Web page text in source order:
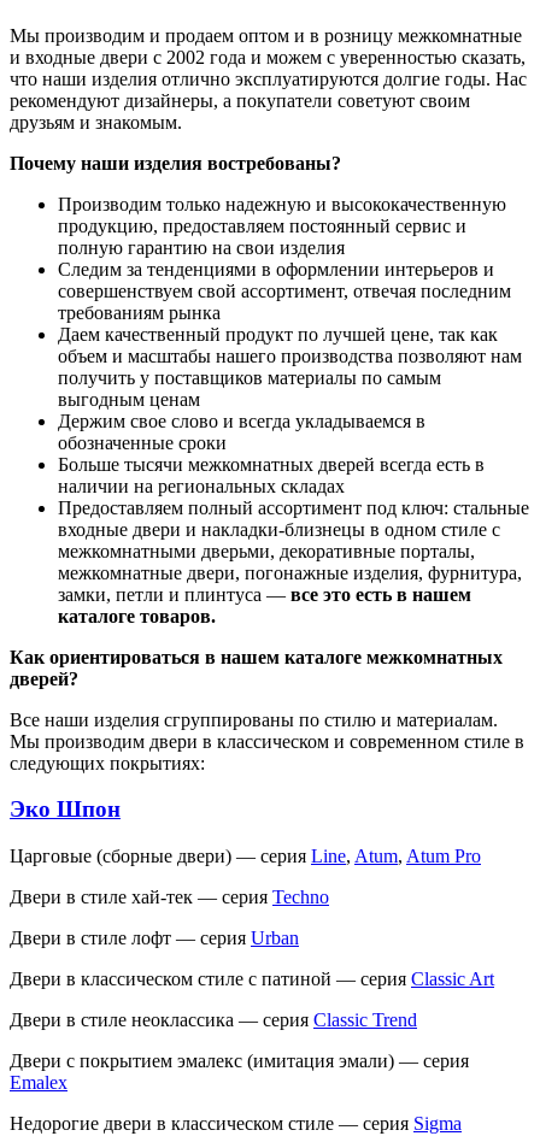
Мы производим и продаем оптом и в розницу межкомнатные
и входные двери с 2002 года и можем с уверенностью сказать,
что наши изделия отлично эксплуатируются долгие годы. Нас
рекомендуют дизайнеры, а покупатели советуют своим
друзьям и знакомым.
Почему наши изделия востребованы?
Производим только надежную и высококачественную
продукцию, предоставляем постоянный сервис и
полную гарантию на свои изделия
Следим за тенденциями в оформлении интерьеров и
совершенствуем свой ассортимент, отвечая последним
требованиям рынка
Даем качественный продукт по лучшей цене, так как
объем и масштабы нашего производства позволяют нам
получить у поставщиков материалы по самым
выгодным ценам
Держим свое слово и всегда укладываемся в
обозначенные сроки
Больше тысячи межкомнатных дверей всегда есть в
наличии на региональных складах
Предоставляем полный ассортимент под ключ: стальные
входные двери и накладки-близнецы в одном стиле с
межкомнатными дверьми, декоративные порталы,
межкомнатные двери, погонажные изделия, фурнитура,
замки, петли и плинтуса — все это есть в нашем
каталоге товаров.
Как ориентироваться в нашем каталоге межкомнатных
дверей?
Все наши изделия сгруппированы по стилю и материалам.
Мы производим двери в классическом и современном стиле в
следующих покрытиях:
Эко Шпон
Царговые (сборные двери) — серия Line, Atum, Atum Pro
Двери в стиле хай-тек — серия Techno
Двери в стиле лофт — серия Urban
Двери в классическом стиле с патиной — серия Classic Art
Двери в стиле неоклассика — серия Classic Trend
Двери с покрытием эмалекс (имитация эмали) — серия
Emalex
Недорогие двери в классическом стиле — серия Sigma